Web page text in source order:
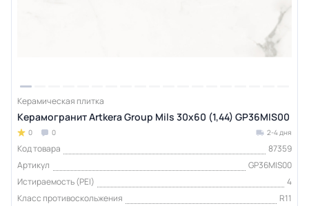
Керамическая плитка
Керамогранит Artkera Group Mils 30х60 (1,44) GP36MIS00
0 0 2-4 дня
Код товара
87359
Артикул
GP36MIS00
Истираемость (PEI)
4
Класс противоскольжения
R11